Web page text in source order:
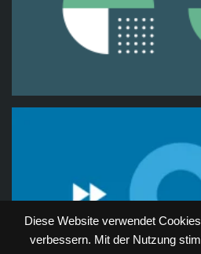
Diese Website verwendet
verbessern. Mit der Nutzung